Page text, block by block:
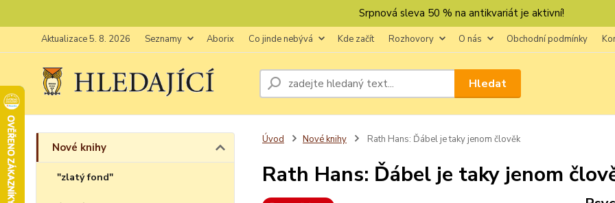
Srpnová sleva 50 % na antikvariát je aktivní!
Aktualizace 5. 8. 2026 Seznamy Aborix Co jinde nebývá Kde začít Rozhovory O nás Obchodní podmínky
Hledat
Nové knihy
"zlatý fond"
Úvod Nové knihy Rath Hans: Ďábel je taky jenom člověk
Rath Hans: Ďábel je taky jenom